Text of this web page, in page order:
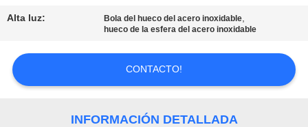
CITA
MAPA
Alta luz: Bola del hueco del acero inoxidable,
hueco de la esfera del acero inoxidable
CONTACTO!
INFORMACIÓN DETALLADA